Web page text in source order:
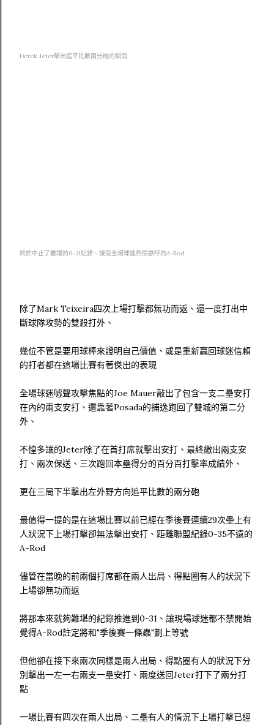
Derek Jeter擊出追平比數兩分砲的瞬間
終於中止了難堪的0-31紀錄、接受全場球迷熱情歡呼的A-Rod
除了Mark Teixeira四次上場打擊都無功而返、還一度打出中
斷球隊攻勢的雙殺打外、
幾位不管是要用球棒來證明自己價值、或是重新贏回球迷信賴
的打者都在這場比賽有著傑出的表現
全場球迷噓聲攻擊焦點的Joe Mauer敲出了包含一支二壘安打
在內的兩支安打、還靠著Posada的捕逸跑回了雙城的第二分
外、
不惶多讓的Jeter除了在首打席就擊出安打、最終繳出兩支安
打、兩次保送、三次跑回本壘得分的百分百打擊率成績外、
更在三局下半擊出左外野方向追平比數的兩分砲
最值得一提的是在這場比賽以前已經在季後賽連續29次壘上有
人狀況下上場打擊卻無法擊出安打、距離聯盟紀錄0-35不遠的
A-Rod
儘管在當晚的前兩個打席都在兩人出局、得點圈有人的狀況下
上場卻無功而返
將那本來就夠難堪的紀錄推進到0-31、讓現場球迷都不禁開始
覺得A-Rod註定將和"季後賽一條蟲"劃上等號
但他卻在接下來兩次同樣是兩人出局、得點圈有人的狀況下分
別擊出一左一右兩支一壘安打、兩度送回Jeter打下了兩分打
點
一場比賽有四次在兩人出局、二壘有人的情況下上場打擊已經